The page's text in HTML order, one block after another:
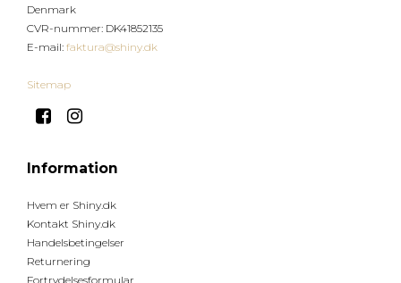
Denmark
CVR-nummer: DK41852135
E-mail: faktura@shiny.dk
Sitemap
Information
Hvem er Shiny.dk
Kontakt Shiny.dk
Handelsbetingelser
Returnering
Fortrydelsesformular